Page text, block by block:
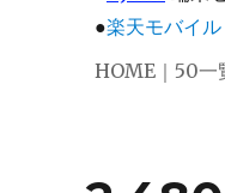
●楽天モバイ
HOME ｜ 50一